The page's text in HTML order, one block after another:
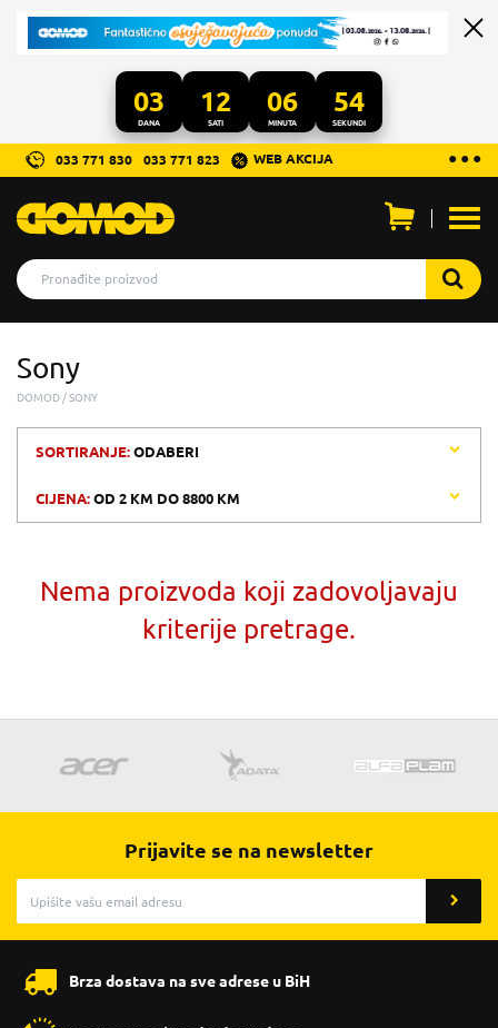
03
DANA
12
SATI
06
MINUTA
54
SEKUNDI
...
● ● ●
033 771 830 033 771 823 WEB AKCIJA
Sony
DOMOD SONY
SORTIRANJE:ODABERI
CIJENA:OD 2 KM DO8800 KM
Nema proizvoda koji zadovoljavaju
kriterije pretrage.
Prijavite se na newsletter
Brza dostava na sve adrese u BiH